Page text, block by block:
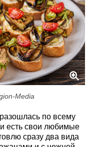
Media
по всему
есть свои любимые
сразу два вида